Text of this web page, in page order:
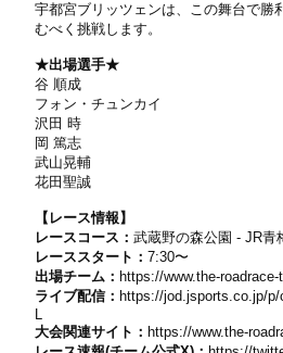
宇都宮ブリッツェンは、この舞台で勝
むべく挑戦します。
★出場選手★
谷 順成
フォン・チュンカイ
沢田 時
岡 篤志
武山晃輔
花田聖誠
【レース情報】
レースコース：武蔵野の森公園 - JR青
レーススタート：7:30〜
出場チーム： https://www.the-
ライブ配信： https://jod.jsports.co.jp/
L
大会関連サイト： https://www.the-